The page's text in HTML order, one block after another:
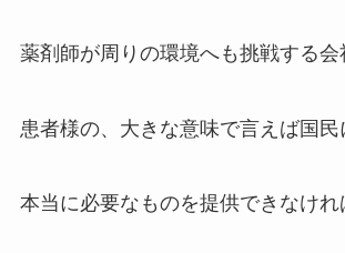
薬剤師が周りの環境へも挑戦する会
患者様の、大きな意味で言えば国民
本当に必要なものを提供できなけれ